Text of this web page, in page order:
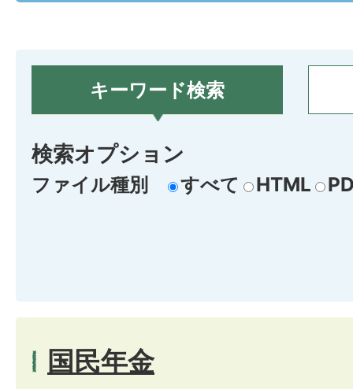
キーワード検索
検索オプション
ファイル種別 すべて HTML
国民年金